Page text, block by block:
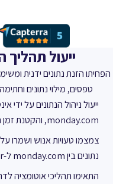
ייעול
טפסים, מילוי נתונים
ייעול ניהול הנתונים על
monday.com, והקטנת זמן ההזנה הידנית.
צמצמו טעויות אנוש ושמרו
נתונים בין monday.com ל-FillFaster.
התאימו תהליכי אוטומציה